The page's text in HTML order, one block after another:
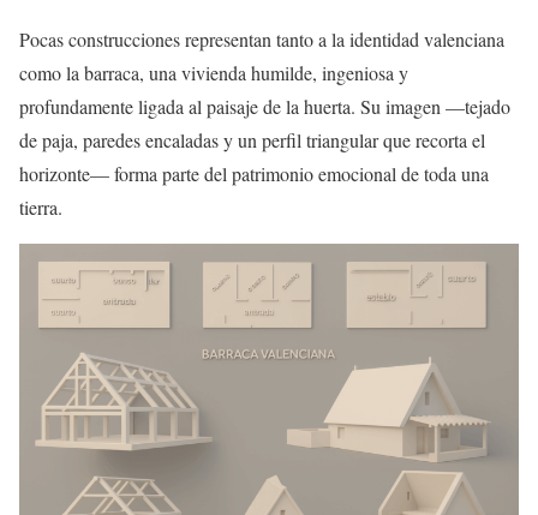
Pocas construcciones representan tanto a la identidad valenciana
como la barraca, una vivienda humilde, ingeniosa y
profundamente ligada al paisaje de la huerta. Su imagen —tejado
de paja, paredes encaladas y un perfil triangular que recorta el
horizonte— forma parte del patrimonio emocional de toda una
tierra.